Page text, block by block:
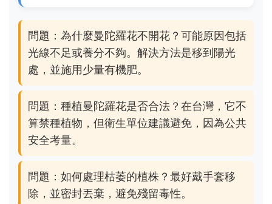
問題：為什麼曼陀羅花不開花？可能原因包括
光線不足或養分不夠。解決方法是移到陽光
處，並施用少量有機肥。
問題：種植曼陀羅花是否合法？在台灣，它不
算禁種植物，但衛生單位建議避免，因為公共
安全考量。
問題：如何處理枯萎的植株？最好戴手套移
除，並密封丟棄，避免殘留毒性。